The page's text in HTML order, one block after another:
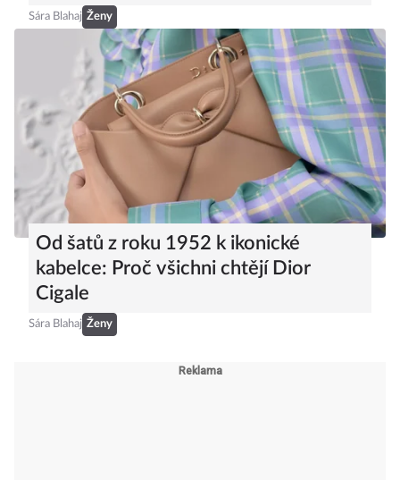
Sára Blahaj Ženy
Od šatů z roku 1952 k ikonické
kabelce: Proč všichni chtějí Dior
Cigale
Sára Blahaj Ženy